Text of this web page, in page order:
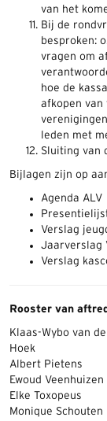
van het
Bij de
besproken:
vragen om
hoe de
afkopen van
leden met
Sluiting van
Bijlagen zijn op
Agenda ALV
Verslag
Jaarverslag
Verslag
Rooster van
Klaas-Wybo van
Hoek
Albert Pietens
Ewoud Veenhuizen
Elke Toxopeus
Monique Schouten